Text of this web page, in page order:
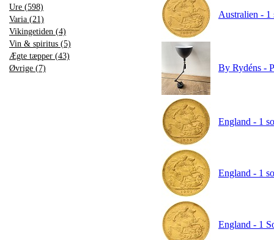
Ure (598)
Varia (21)
Vikingetiden (4)
Vin & spiritus (5)
Ægte tæpper (43)
Øvrige (7)
Australien -
By Rydéns -
England - 1
England - 1
England - 1